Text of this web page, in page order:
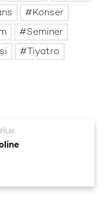
Konser
Seminer
Tiyatro